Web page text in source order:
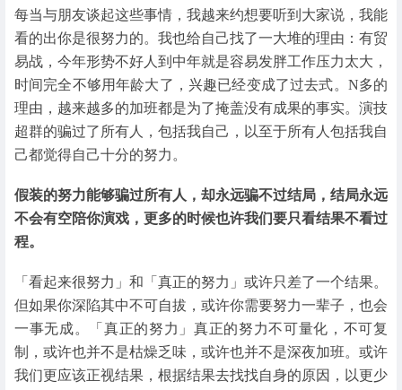
每当与朋友谈起这些事情，我越来约想要听到大家说，我能
看的出你是很努力的。我也给自己找了一大堆的理由：有贸
易战，今年形势不好人到中年就是容易发胖工作压力太大，
时间完全不够用年龄大了，兴趣已经变成了过去式。N多的
理由，越来越多的加班都是为了掩盖没有成果的事实。演技
超群的骗过了所有人，包括我自己，以至于所有人包括我自
己都觉得自己十分的努力。
假装的努力能够骗过所有人，却永远骗不过结局，结局永远
不会有空陪你演戏，更多的时候也许我们要只看结果不看过
程。
「看起来很努力」和「真正的努力」或许只差了一个结果。
但如果你深陷其中不可自拔，或许你需要努力一辈子，也会
一事无成。「真正的努力」真正的努力不可量化，不可复
制，或许也并不是枯燥乏味，或许也并不是深夜加班。或许
我们更应该正视结果，根据结果去找找自身的原因，以更少